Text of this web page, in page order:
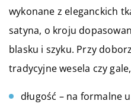
wykonane z eleganckich
satyna, o kroju
blasku i szyku. Przy
tradycyjne wesela czy
długość – na formalne